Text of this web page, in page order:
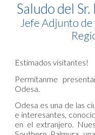
Saludo del Sr.
Jefe Adjunto
Estimados visitantes!
Permítanme
Odesa.
Odesa es una de las
e interesantes,
en el extranjero.